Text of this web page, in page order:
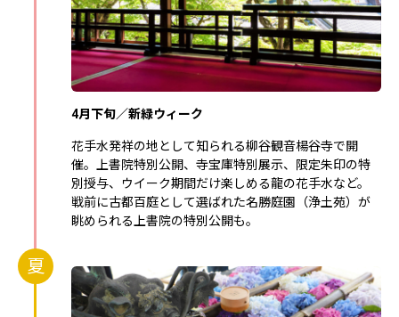
4月下旬／新緑ウィーク
花手水発祥の地として知られる柳谷観音楊谷寺で開
催。上書院特別公開、寺宝庫特別展示、限定朱印の特
別授与、ウイーク期間だけ楽しめる龍の花手水など。
戦前に古都百庭として選ばれた名勝庭園（浄土苑）が
眺められる上書院の特別公開も。
夏